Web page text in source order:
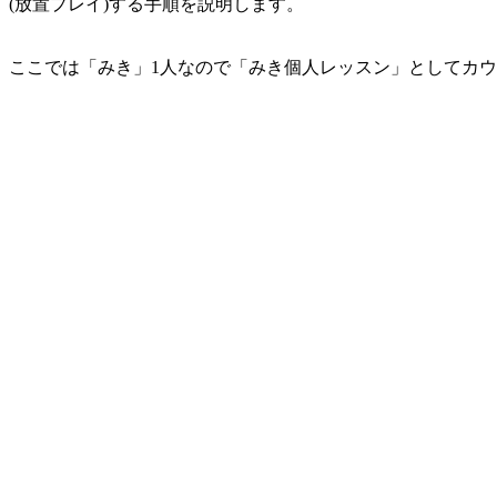
ここでは「みき」1人なので「みき個人レッスン」としてカウ